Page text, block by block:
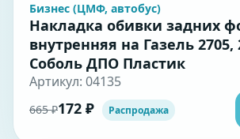
Бизнес (ЦМФ, автобус)
Накладка обивки задних
внутренняя на Газель 2705,
Соболь ДПО Пластик
Артикул: 04135
665 ₽172 ₽ Распродажа